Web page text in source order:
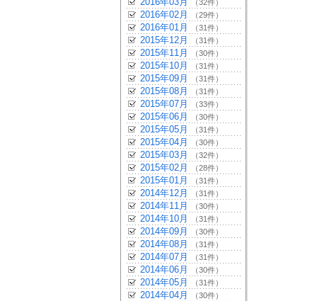
（32件）
2016年02月 （29件）
2016年01月 （31件）
2015年12月 （31件）
2015年11月 （30件）
2015年10月 （31件）
2015年09月 （31件）
2015年08月 （31件）
2015年07月 （33件）
2015年06月 （30件）
2015年05月 （31件）
2015年04月 （30件）
2015年03月 （32件）
2015年02月 （28件）
2015年01月 （31件）
2014年12月 （31件）
2014年11月 （30件）
2014年10月 （31件）
2014年09月 （30件）
2014年08月 （31件）
2014年07月 （31件）
2014年06月 （30件）
2014年05月 （31件）
2014年04月 （30件）